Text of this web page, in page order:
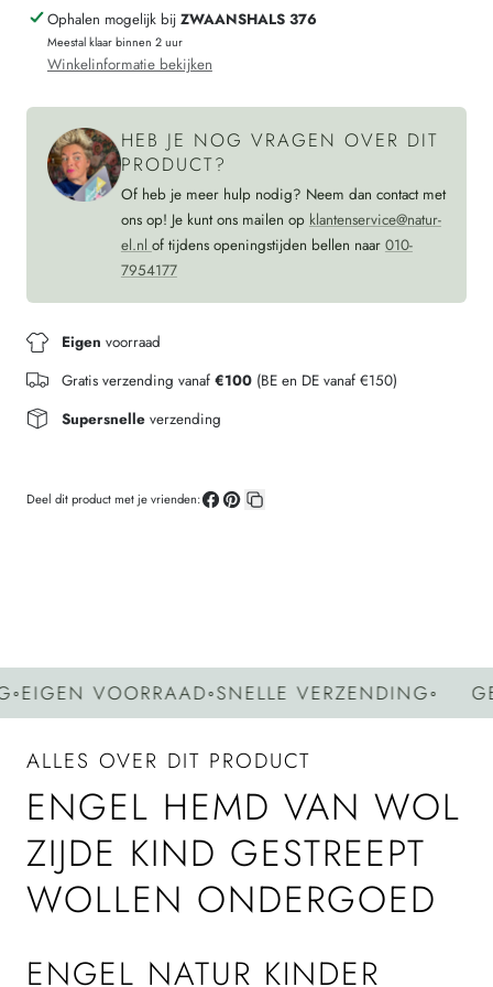
kind
GESTREEPT
zijde
kind
orchidee
Ophalen mogelijk bij ZWAANSHALS 376
Meestal klaar binnen 2 uur
Winkelinformatie bekijken
HEB JE NOG VRAGEN OVER DIT
PRODUCT?
Of heb je meer hulp nodig? Neem dan contact met
ons op! Je kunt ons mailen op klantenservice@natur-
el.nl of tijdens openingstijden bellen naar 010-
7954177
Eigen voorraad
Gratis verzending vanaf €100 (BE en DE vanaf €150)
Supersnelleverzending
Deel dit product met je vrienden:
VOORRAAD◦SNELLE VERZENDING◦
ALLES OVER DIT PRODUCT
ENGEL HEMD VAN WOL
ZIJDE KIND GESTREEPT
WOLLEN ONDERGOED
ENGEL NATUR KINDER